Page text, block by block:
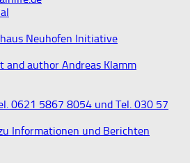
Neuhofen Initiative
and author Andreas Klamm
0621 5867 8054 und Tel. 030 57
Informationen und Berichten